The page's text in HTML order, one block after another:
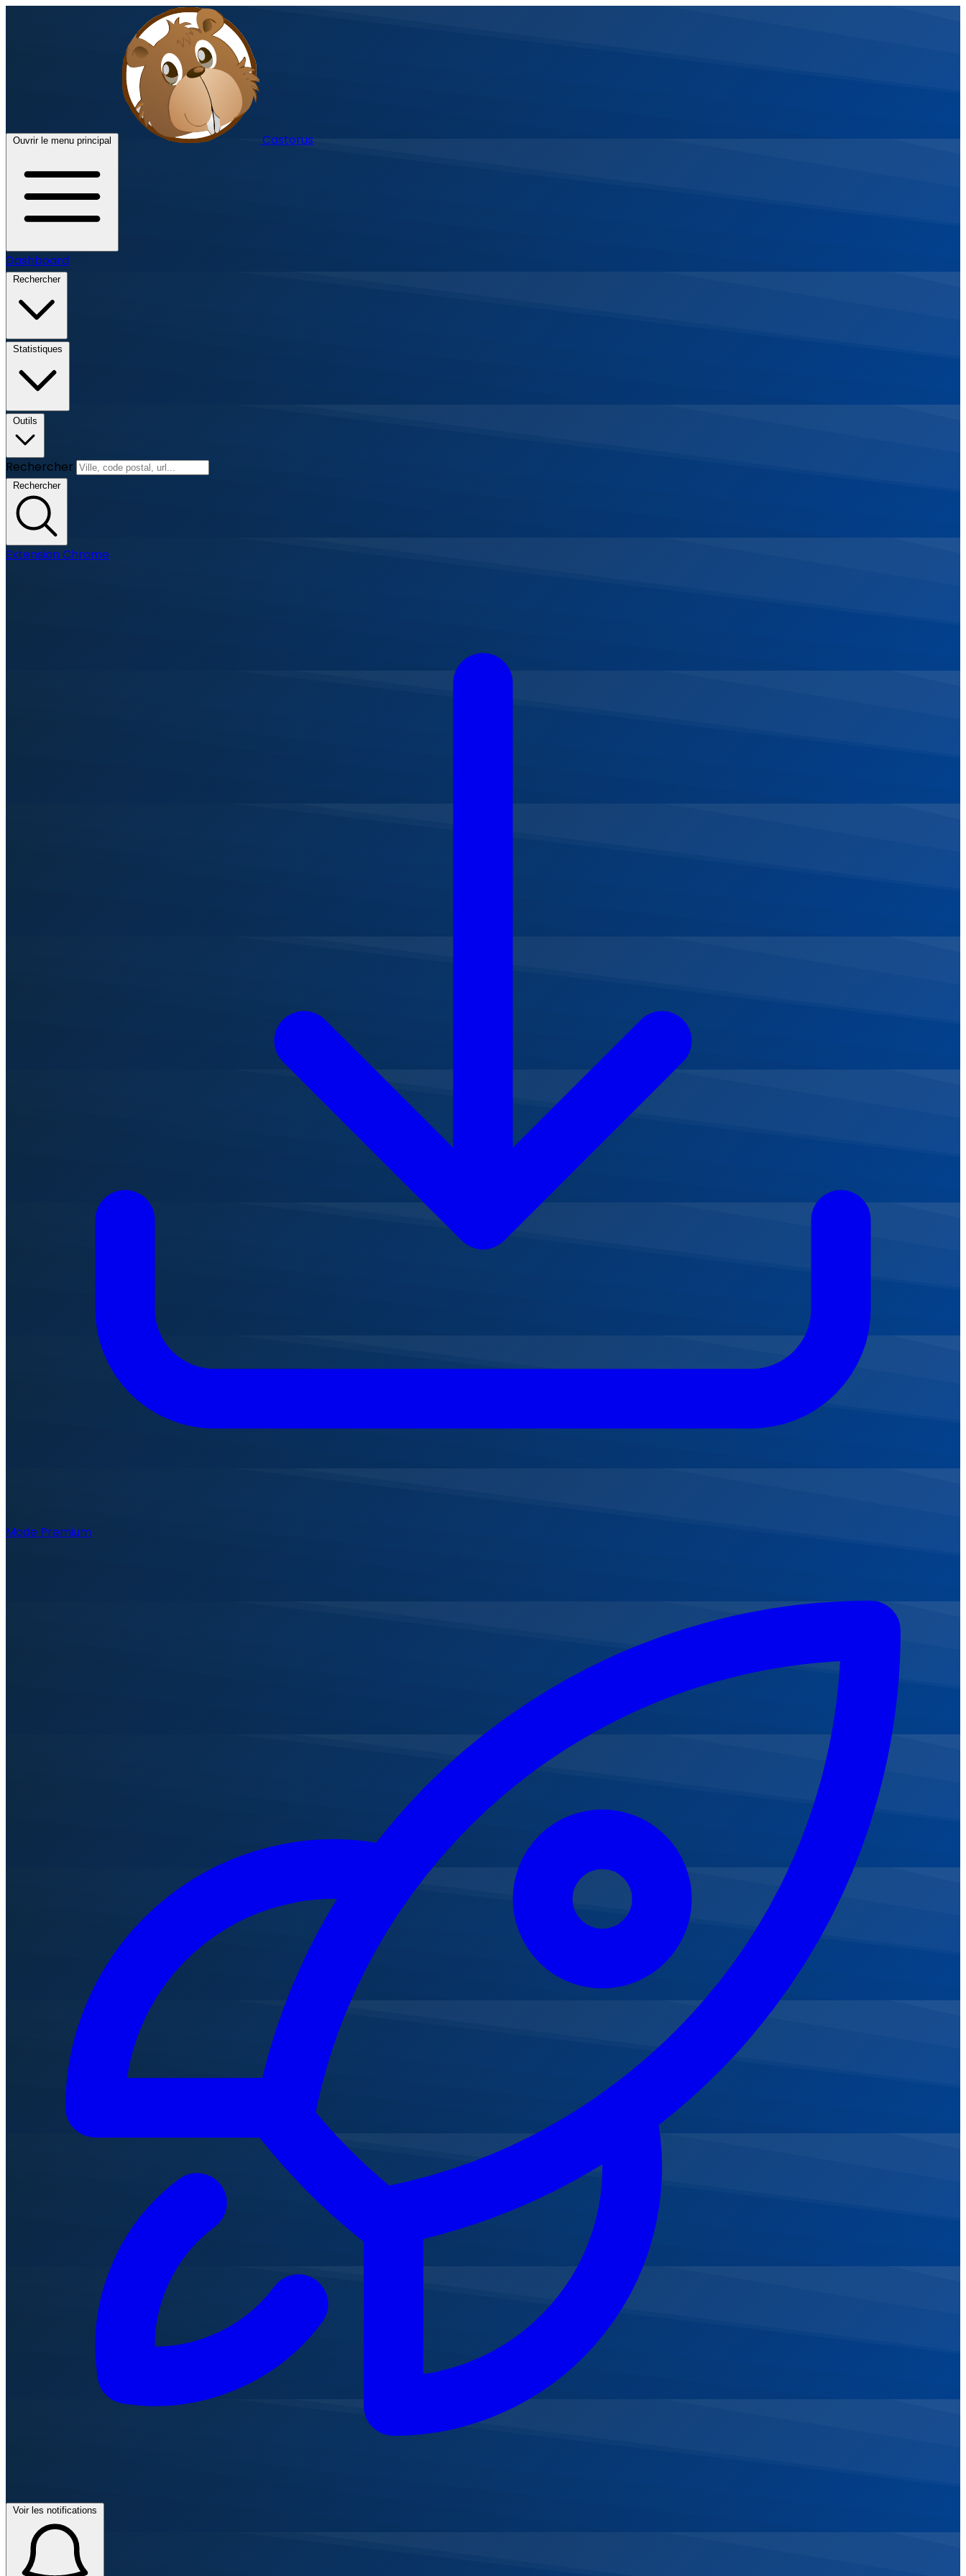
Ouvrir le menu principal Castorus
Dashboard
Rechercher
Statistiques
Outils
Rechercher
Rechercher
Extension Chrome
Mode Premium
Voir les notifications